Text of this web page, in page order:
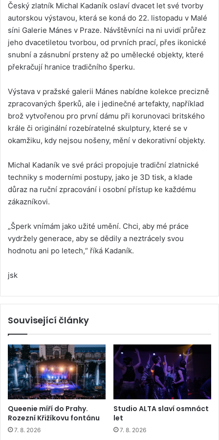
Český zlatník Michal Kadaník oslaví dvacet let své tvorby
autorskou výstavou, která se koná do 22. listopadu v Malé
síni Galerie Mánes v Praze. Návštěvníci na ni uvidí průřez
jeho dvacetiletou tvorbou, od prvních prací, přes ikonické
snubní a zásnubní prsteny až po umělecké objekty, které
překračují hranice tradičního šperku.
Výstava v pražské galerii Mánes nabídne kolekce precizně
zpracovaných šperků, ale i jedinečné artefakty, například
brož vytvořenou pro první dámu při korunovaci britského
krále či originální rozebíratelné skulptury, které se v
okamžiku, kdy nejsou nošeny, mění v dekorativní objekty.
Michal Kadaník ve své práci propojuje tradiční zlatnické
techniky s moderními postupy, jako je 3D tisk, a klade
důraz na ruční zpracování i osobní přístup ke každému
zákazníkovi.
„Šperk vnímám jako užité umění. Chci, aby mé práce
vydržely generace, aby se dědily a neztrácely svou
hodnotu ani po letech,“ říká Kadaník.
jsk
Související články
Queenie míří do Prahy.
Rozezní Křižíkovu fontánu
7. 8. 2026
Studio ALTA slaví osmnáct
let
7. 8. 2026